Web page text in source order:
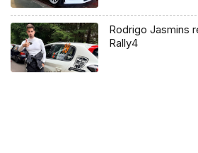
Rodrigo Jasmins
Rally4